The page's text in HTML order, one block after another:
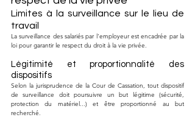
Limites à la surveillance sur le lieu de
travail
La surveillance des salariés par l'employeur est encadrée par la
loi pour garantir le respect du droit à la vie privée.
Légitimité et proportionnalité des
dispositifs
Selon la jurisprudence de la Cour de Cassation, tout dispositif
de surveillance doit poursuivre un but légitime (sécurité,
protection du matériel...) et être proportionné au but
recherché.